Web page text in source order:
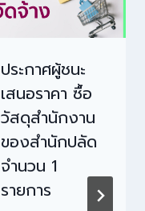
ประกาศผู้ชนะ
เสนอราคา ซื้อ
วัสดุสำนักงาน
ของสำนักปลัด
จำนวน 1
รายการ